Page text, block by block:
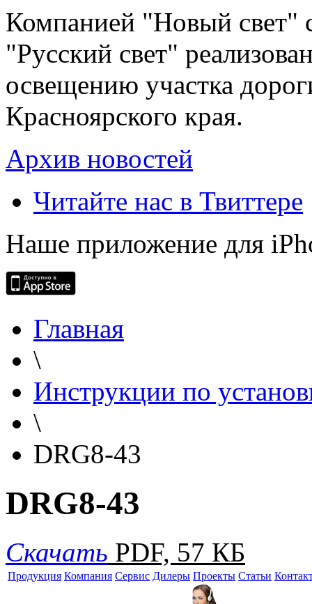
Компанией "Новый свет"
"Русский свет"
освещению участка
Красноярского края.
Архив новостей
Читайте нас в Твиттере
Наше приложение для
Главная
\
Инструкции по
\
DRG8-43
DRG8-43
Скачать PDF, 57 КБ
Продукция Компания Сервис Дилеры Проекты Статьи